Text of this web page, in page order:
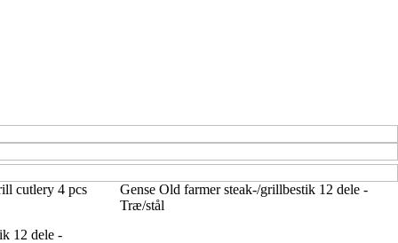
cutlery 4 pcs
Gense Old farmer steak-/grillbestik 12 dele -
Træ/stål
12 dele -